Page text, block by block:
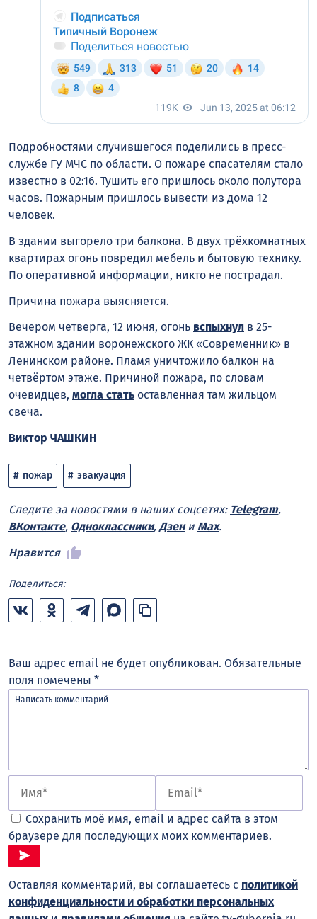
Подробностями случившегося поделились в пресс-
службе ГУ МЧС по области. О пожаре спасателям стало
известно в 02:16. Тушить его пришлось около полутора
часов. Пожарным пришлось вывести из дома 12
человек.
В здании выгорело три балкона. В двух трёхкомнатных
квартирах огонь повредил мебель и бытовую технику.
По оперативной информации, никто не пострадал.
Причина пожара выясняется.
Вечером четверга, 12 июня, огонь вспыхнул в 25-
этажном здании воронежского ЖК «Современник» в
Ленинском районе. Пламя уничтожило балкон на
четвёртом этаже. Причиной пожара, по словам
очевидцев, могла стать оставленная там жильцом
свеча.
Виктор ЧАШКИН
пожар эвакуация
Следите за новостями в наших соцсетях: Telegram,
ВКонтакте, Одноклассники, Дзени Max.
Нравится
Поделиться:
Ваш адрес email не будет опубликован. Обязательные
поля помечены *
Сохранить моё имя, email и адрес сайта в этом
браузере для последующих моих комментариев.
Оставляя комментарий, вы соглашаетесь с политикой
конфиденциальности и обработки персональных